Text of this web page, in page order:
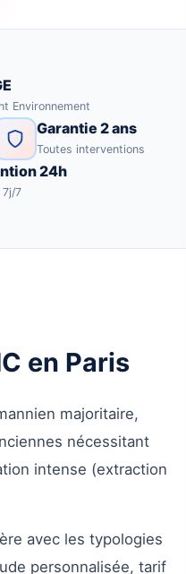
Environnement
Garantie 2 ans
Toutes interventions
24h
7
en Paris
majoritaire,
nécessitant
intense (extraction
avec les typologies
personnalisée, tarif